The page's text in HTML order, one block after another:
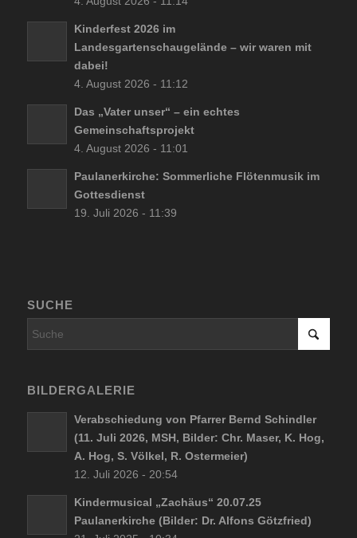
Kinderfest 2026 im
Landesgartenschaugelände – wir waren mit
dabei!
4. August 2026 - 11:12
Das „Vater unser“ – ein echtes
Gemeinschaftsprojekt
4. August 2026 - 11:01
Paulanerkirche: Sommerliche Flötenmusik im
Gottesdienst
19. Juli 2026 - 11:39
SUCHE
BILDERGALERIE
Verabschiedung von Pfarrer Bernd Schindler
(11. Juli 2026, MSH, Bilder: Chr. Maser, K. Hog,
A. Hog, S. Völkel, R. Ostermeier)
12. Juli 2026 - 20:54
Kindermusical „Zachäus“ 20.07.25
Paulanerkirche (Bilder: Dr. Alfons Götzfried)